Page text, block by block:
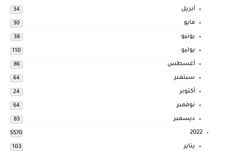
أبريل 34
مايو 30
يونيو 38
يوليو 110
أغسطس 86
سبتمبر 64
أكتوبر 24
نوفمبر 64
ديسمبر 83
2022
5570
يناير 103